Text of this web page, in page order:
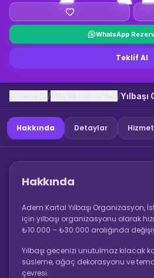
WhatsApp
Teklif Al
/ /
Hakkında Detaylar
Hakkında
Adem Kartal Yılbaşı Organizasyon,
için yılbaşı organizasyonu olarak
₺10.000 – ₺30.000 aralığında
Yılbaşı gecenizi unutulmaz kılacak
süsleme, ağaç dekorasyonu ve
çevresi.